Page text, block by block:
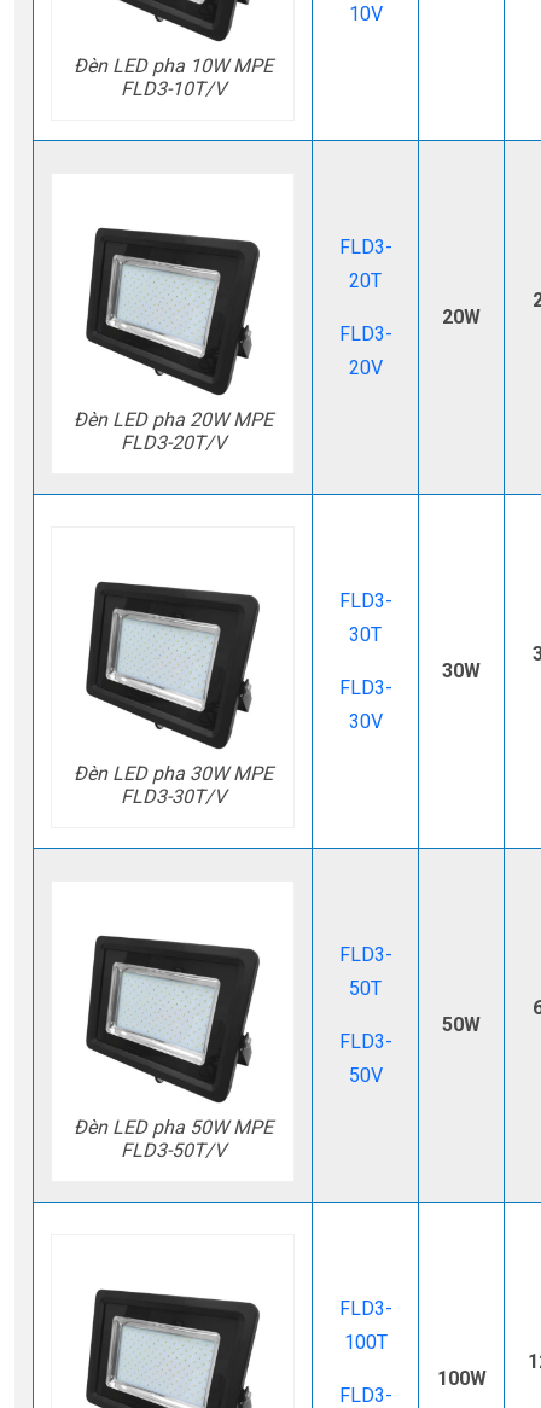
Đèn LED pha 10W MPE
FLD3-10T/V
10V
Đèn LED pha 20W MPE
FLD3-20T/V
FLD3-
20T
FLD3-
20V
20W
Đèn LED pha 30W MPE
FLD3-30T/V
FLD3-
30T
FLD3-
30V
30W
Đèn LED pha 50W MPE
FLD3-50T/V
FLD3-
50T
FLD3-
50V
50W
FLD3-
100T
FLD3-
100W